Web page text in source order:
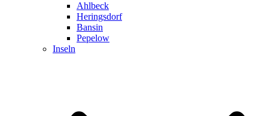
Ahlbeck
Heringsdorf
Bansin
Pepelow
Inseln